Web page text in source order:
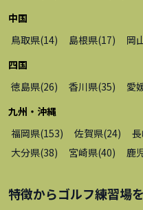
中国
鳥取県(14) 島根県(17) 岡
四国
徳島県(26) 香川県(35) 愛
九州・沖縄
福岡県(153) 佐賀県(24)
大分県(38) 宮崎県(40) 鹿
特徴からゴルフ練習場